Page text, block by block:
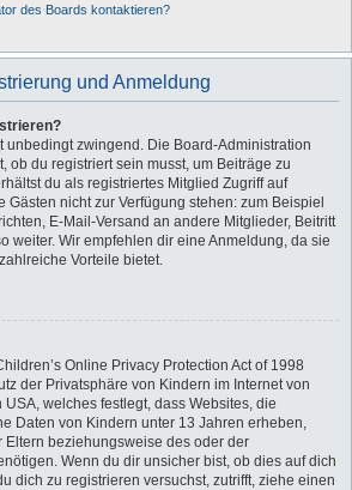
des Boards kontaktieren?
und Anmeldung
unbedingt zwingend. Die Board-Administration
ob du registriert sein musst, um Beiträge zu
du als registriertes Mitglied Zugriff auf
Gästen nicht zur Verfügung stehen: zum Beispiel
E-Mail-Versand an andere Mitglieder, Beitritt
weiter. Wir empfehlen dir eine Anmeldung, da sie
Vorteile bietet.
Online Privacy Protection Act of 1998
der Privatsphäre von Kindern im Internet von
welches festlegt, dass Websites, die
Daten von Kindern unter 13 Jahren erheben,
Eltern beziehungsweise des oder der
Wenn du dir unsicher bist, ob dies auf dich
dich zu registrieren versuchst, zutrifft, ziehe einen